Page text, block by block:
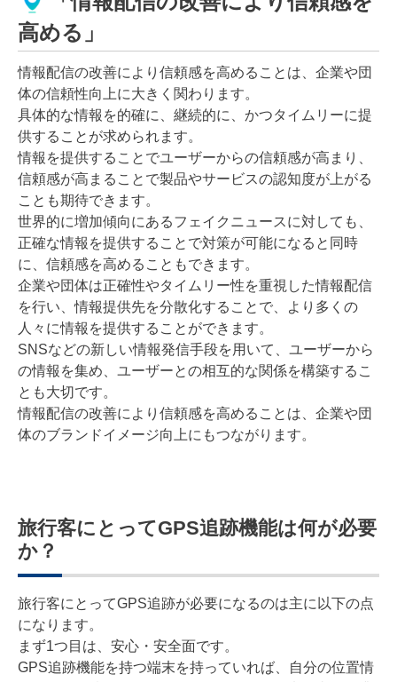
高める」
情報配信の改善により信頼感を高めることは、企業や団
体の信頼性向上に大きく関わります。
具体的な情報を的確に、継続的に、かつタイムリーに提
供することが求められます。
情報を提供することでユーザーからの信頼感が高まり、
信頼感が高まることで製品やサービスの認知度が上がる
ことも期待できます。
世界的に増加傾向にあるフェイクニュースに対しても、
正確な情報を提供することで対策が可能になると同時
に、信頼感を高めることもできます。
企業や団体は正確性やタイムリー性を重視した情報配信
を行い、情報提供先を分散化することで、より多くの
人々に情報を提供することができます。
SNSなどの新しい情報発信手段を用いて、ユーザーから
の情報を集め、ユーザーとの相互的な関係を構築するこ
とも大切です。
情報配信の改善により信頼感を高めることは、企業や団
体のブランドイメージ向上にもつながります。
旅行客にとってGPS追跡機能は何が必要
か？
旅行客にとってGPS追跡が必要になるのは主に以下の点
になります。
まず1つ目は、安心・安全面です。
GPS追跡機能を持つ端末を持っていれば、自分の位置情